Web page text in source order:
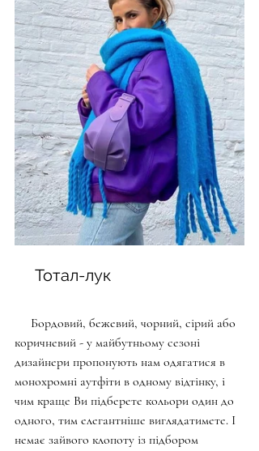
Тотал-лук
Бордовий, бежевий, чорний, сірий або
коричневий - у майбутньому сезоні
дизайнери пропонують нам одягатися в
монохромні аутфіти в одному відтінку, і
чим краще Ви підберете кольори один до
одного, тим елегантніше виглядатимете. І
немає зайвого клопоту із підбором